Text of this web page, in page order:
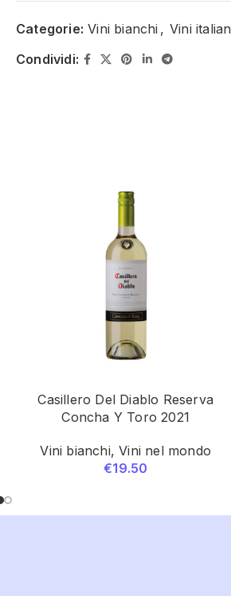
Categorie: Vini bianchi , Vini
Condividi:
Casillero Del Diablo Reserva
Concha Y Toro 2021
Vini bianchi,Vini nel mondo
€19.50